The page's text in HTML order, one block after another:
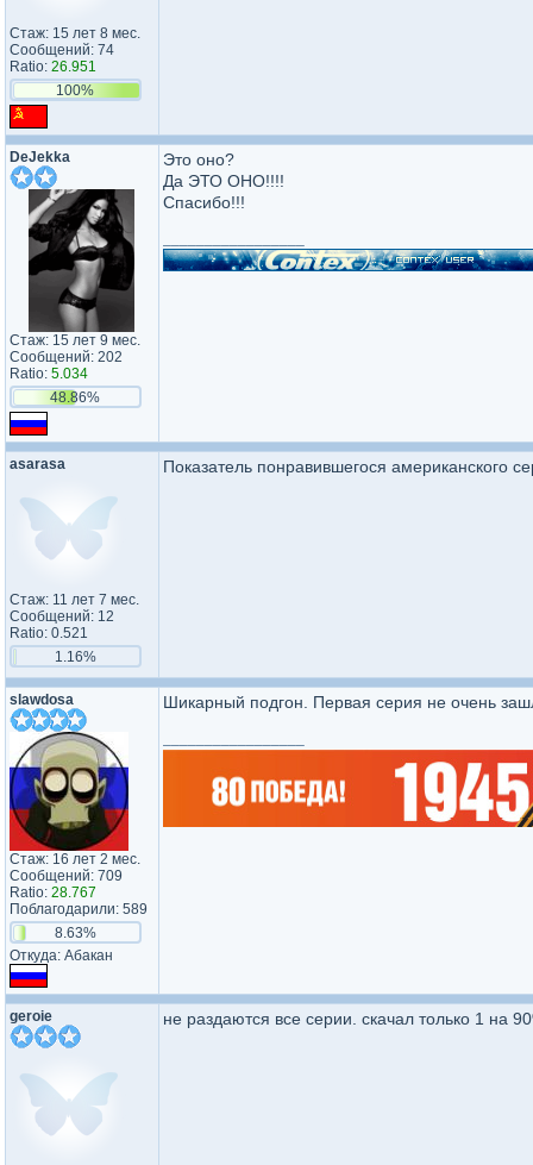
Стаж: 15 лет 8 мес.
Сообщений: 74
Ratio: 26.951
100%
DeJekka
Стаж: 15 лет 9 мес.
Сообщений: 202
Ratio: 5.034
48.86%
Это оно?
Да ЭТО ОНО!!!!
Спасибо!!!
asarasa
Стаж: 11 лет 7 мес.
Сообщений: 12
Ratio: 0.521
1.16%
Показатель понравившегося американского
slawdosa
Стаж: 16 лет 2 мес.
Сообщений: 709
Ratio: 28.767
Поблагодарили: 589
8.63%
Откуда: Абакан
Шикарный подгон. Первая серия не очень
geroie не раздаются все серии. скачал только 1 на